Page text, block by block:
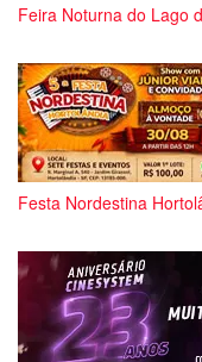
Feira Noturna do Lago
Festa Nordestina